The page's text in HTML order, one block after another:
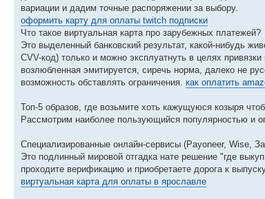
вариации и дадим точные распоряжении за выбору.
оформить карту для оплаты twitch подписки
Что такое виртуальная карта про зарубежных платежей?
Это выделенный банковский результат, какой-нибудь
CVV-код) только и можно эксплуатнуть в целях
возлюбленная эмитируется, сиречь норма, далеко не
возможность обставлять ограничения. как оплатить
Топ-5 образов, где возьмите хоть кажущуюся козыря
Рассмотрим наиболее пользующийся популярностью и
Специализированные онлайн-сервисы (Payoneer, Wise,
Это подлинный мировой отгадка нате решение "где
проходите верификацию и приобретаете дорога к
виртуальная карта для оплаты в ярославле